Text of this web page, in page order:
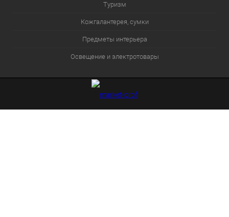
Туризм
Кожгалантерея, сумки
Предметы интерьера
Освещение и электротовары